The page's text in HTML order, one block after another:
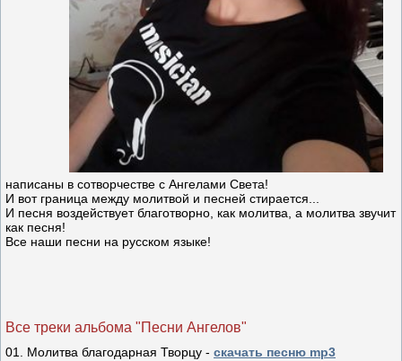
написаны в сотворчестве с Ангелами Света!
И вот граница между молитвой и песней стирается...
И песня воздействует благотворно, как молитва, а молитва звучит
как песня!
Все наши песни на русском языке!
Все треки альбома "Песни Ангелов"
01. Молитва благодарная Творцу - скачать песню mp3